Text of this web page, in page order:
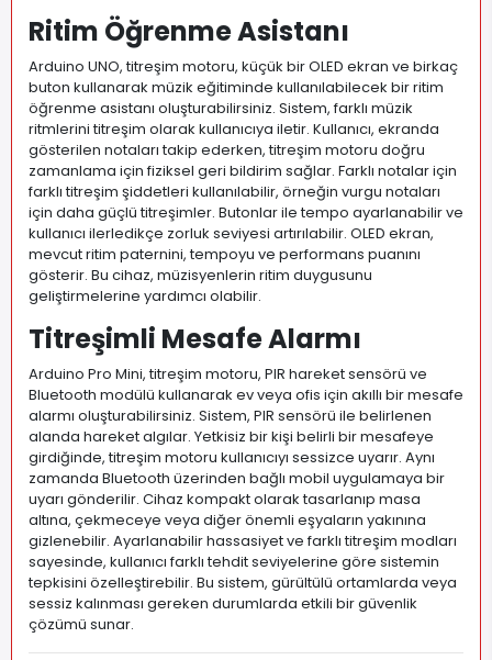
Ritim Öğrenme Asistanı
Arduino UNO, titreşim motoru, küçük bir OLED ekran ve birkaç
buton kullanarak müzik eğitiminde kullanılabilecek bir ritim
öğrenme asistanı oluşturabilirsiniz. Sistem, farklı müzik
ritmlerini titreşim olarak kullanıcıya iletir. Kullanıcı, ekranda
gösterilen notaları takip ederken, titreşim motoru doğru
zamanlama için fiziksel geri bildirim sağlar. Farklı notalar için
farklı titreşim şiddetleri kullanılabilir, örneğin vurgu notaları
için daha güçlü titreşimler. Butonlar ile tempo ayarlanabilir ve
kullanıcı ilerledikçe zorluk seviyesi artırılabilir. OLED ekran,
mevcut ritim paternini, tempoyu ve performans puanını
gösterir. Bu cihaz, müzisyenlerin ritim duygusunu
geliştirmelerine yardımcı olabilir.
Titreşimli Mesafe Alarmı
Arduino Pro Mini, titreşim motoru, PIR hareket sensörü ve
Bluetooth modülü kullanarak ev veya ofis için akıllı bir mesafe
alarmı oluşturabilirsiniz. Sistem, PIR sensörü ile belirlenen
alanda hareket algılar. Yetkisiz bir kişi belirli bir mesafeye
girdiğinde, titreşim motoru kullanıcıyı sessizce uyarır. Aynı
zamanda Bluetooth üzerinden bağlı mobil uygulamaya bir
uyarı gönderilir. Cihaz kompakt olarak tasarlanıp masa
altına, çekmeceye veya diğer önemli eşyaların yakınına
gizlenebilir. Ayarlanabilir hassasiyet ve farklı titreşim modları
sayesinde, kullanıcı farklı tehdit seviyelerine göre sistemin
tepkisini özelleştirebilir. Bu sistem, gürültülü ortamlarda veya
sessiz kalınması gereken durumlarda etkili bir güvenlik
çözümü sunar.